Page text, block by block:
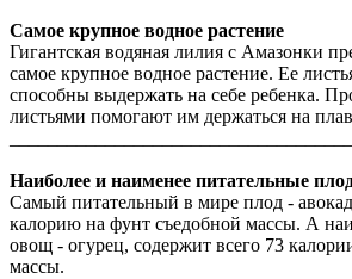
Самое крупное водное растение
Гигантская водяная лилия с Амазонки
самое крупное водное растение. Ее
способны выдержать на себе ребенка.
листьями помогают им держаться на
Наиболее и наименее питательные
Самый питательный в мире плод -
калорию на фунт съедобной массы. А
овощ - огурец, содержит всего 73
массы.